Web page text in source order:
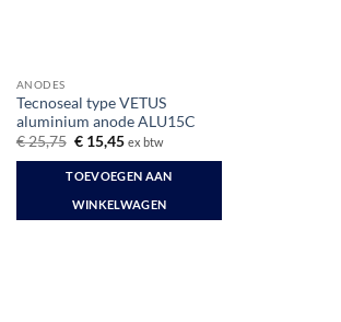
ANODES
Tecnoseal type VETUS
aluminium anode ALU15C
€25,75 Oorspronkelijke
was:
€ 25,75.
€15,45Huidige
is:
€ 15,45.
ex btw
TOEVOEGEN AAN
WINKELWAGEN